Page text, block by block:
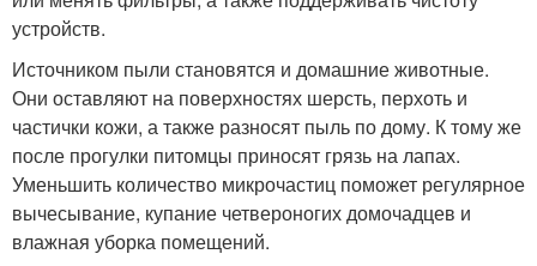
устройств.
Источником пыли становятся и домашние животные.
Они оставляют на поверхностях шерсть, перхоть и
частички кожи, а также разносят пыль по дому. К тому же
после прогулки питомцы приносят грязь на лапах.
Уменьшить количество микрочастиц поможет регулярное
вычесывание, купание четвероногих домочадцев и
влажная уборка помещений.